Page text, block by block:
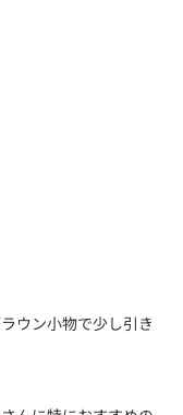
ウン小物で少し引き